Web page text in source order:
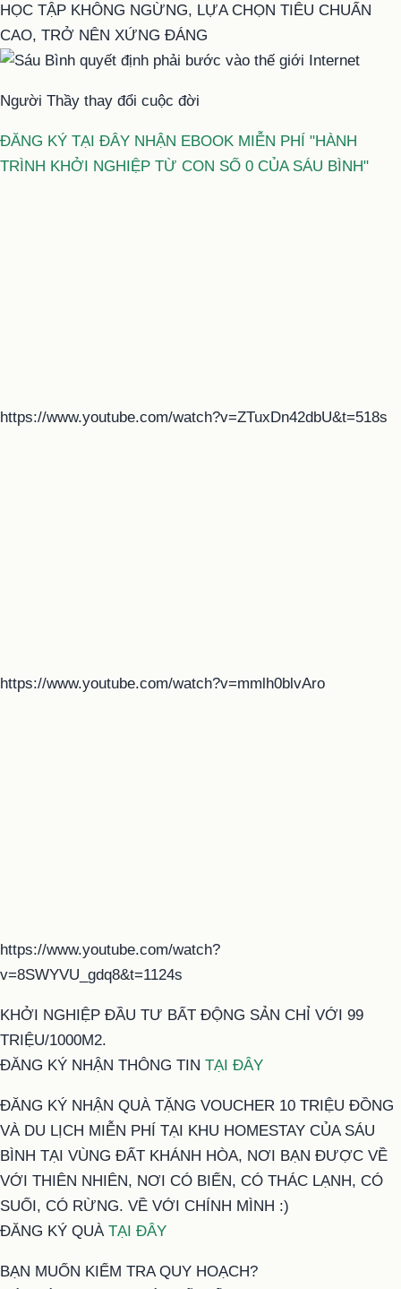
HỌC TẬP KHÔNG NGỪNG, LỰA CHỌN TIÊU CHUẨN
CAO, TRỞ NÊN XỨNG ĐÁNG
Người Thầy thay đổi cuộc đời
ĐĂNG KÝ TẠI ĐÂY NHẬN EBOOK MIỄN PHÍ "HÀNH
TRÌNH KHỞI NGHIỆP TỪ CON SỐ 0 CỦA SÁU BÌNH"
https://www.youtube.com/watch?v=ZTuxDn42dbU&t=518s
https://www.youtube.com/watch?v=mmlh0blvAro
https://www.youtube.com/watch?
v=8SWYVU_gdq8&t=1124s
KHỞI NGHIỆP ĐẦU TƯ BẤT ĐỘNG SẢN CHỈ VỚI 99
TRIỆU/1000M2.
ĐĂNG KÝ NHẬN THÔNG TIN TẠI ĐÂY
ĐĂNG KÝ NHẬN QUÀ TẶNG VOUCHER 10 TRIỆU ĐỒNG
VÀ DU LỊCH MIỄN PHÍ TẠI KHU HOMESTAY CỦA SÁU
BÌNH TẠI VÙNG ĐẤT KHÁNH HÒA, NƠI BẠN ĐƯỢC VỀ
VỚI THIÊN NHIÊN, NƠI CÓ BIỂN, CÓ THÁC LẠNH, CÓ
SUỐI, CÓ RỪNG. VỀ VỚI CHÍNH MÌNH :)
ĐĂNG KÝ QUÀ TẠI ĐÂY
BẠN MUỐN KIỂM TRA QUY HOẠCH?